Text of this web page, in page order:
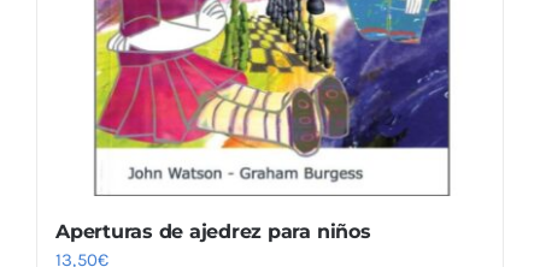
Aperturas de ajedrez para niños
13,50€